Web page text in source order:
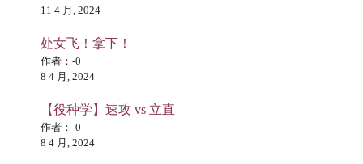
11 4 月, 2024
处女飞！拿下！
作者：-0
8 4 月, 2024
【役种学】速攻 vs 立直
作者：-0
8 4 月, 2024